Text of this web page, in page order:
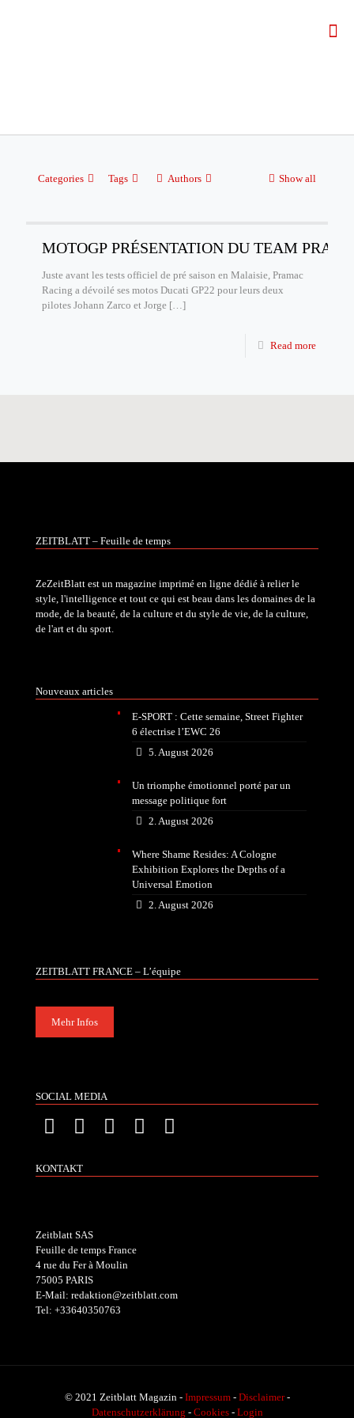
Categories Tags Authors Show all
MOTOGP PRÉSENTATION DU TEAM
Juste avant les tests officiel de pré saison en Malaisie, Pramac
Racing a dévoilé ses motos Ducati GP22 pour leurs deux
pilotes Johann Zarco et Jorge […]
Read more
ZEITBLATT – Feuille de temps
ZeZeitBlatt est un magazine imprimé en ligne dédié à relier le
style, l'intelligence et tout ce qui est beau dans les domaines de la
mode, de la beauté, de la culture et du style de vie, de la culture,
de l'art et du sport.
Nouveaux articles
E-SPORT : Cette semaine, Street Fighter
6 électrise l’EWC 26
5. August 2026
Un triomphe émotionnel porté par un
message politique fort
2. August 2026
Where Shame Resides: A Cologne
Exhibition Explores the Depths of a
Universal Emotion
2. August 2026
ZEITBLATT FRANCE – L’équipe
Mehr Infos
SOCIAL MEDIA
KONTAKT
Zeitblatt SAS
Feuille de temps France
4 rue du Fer à Moulin
75005 PARIS
E-Mail: redaktion@zeitblatt.com
Tel: +33640350763
© 2021 Zeitblatt Magazin - Impressum- Disclaimer-
Datenschutzerklärung - Cookies- Login